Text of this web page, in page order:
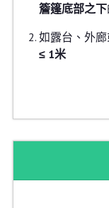
簷篷底部之下
如露台、外
≤ 1米